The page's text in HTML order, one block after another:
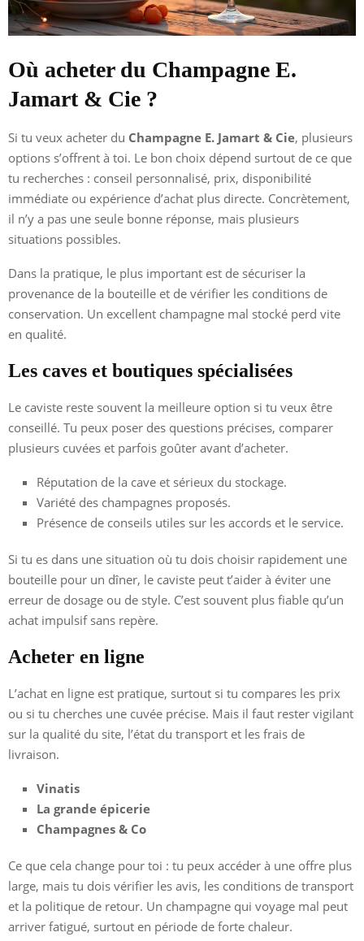
Où acheter du Champagne E.
Jamart & Cie ?
Si tu veux acheter du Champagne E. Jamart & Cie, plusieurs
options s’offrent à toi. Le bon choix dépend surtout de ce que
tu recherches : conseil personnalisé, prix, disponibilité
immédiate ou expérience d’achat plus directe. Concrètement,
il n’y a pas une seule bonne réponse, mais plusieurs
situations possibles.
Dans la pratique, le plus important est de sécuriser la
provenance de la bouteille et de vérifier les conditions de
conservation. Un excellent champagne mal stocké perd vite
en qualité.
Les caves et boutiques spécialisées
Le caviste reste souvent la meilleure option si tu veux être
conseillé. Tu peux poser des questions précises, comparer
plusieurs cuvées et parfois goûter avant d’acheter.
Réputation de la cave et sérieux du stockage.
Variété des champagnes proposés.
Présence de conseils utiles sur les accords et le service.
Si tu es dans une situation où tu dois choisir rapidement une
bouteille pour un dîner, le caviste peut t’aider à éviter une
erreur de dosage ou de style. C’est souvent plus fiable qu’un
achat impulsif sans repère.
Acheter en ligne
L’achat en ligne est pratique, surtout si tu compares les prix
ou si tu cherches une cuvée précise. Mais il faut rester vigilant
sur la qualité du site, l’état du transport et les frais de
livraison.
Vinatis
La grande épicerie
Champagnes & Co
Ce que cela change pour toi : tu peux accéder à une offre plus
large, mais tu dois vérifier les avis, les conditions de transport
et la politique de retour. Un champagne qui voyage mal peut
arriver fatigué, surtout en période de forte chaleur.